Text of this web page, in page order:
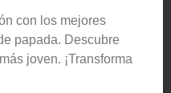
con los mejores
papada. Descubre
joven. ¡Transforma